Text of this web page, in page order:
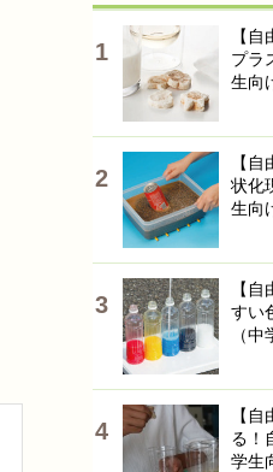
【
プラ
生向
【
状化
生向
【
すい
（中
【
る！
学生